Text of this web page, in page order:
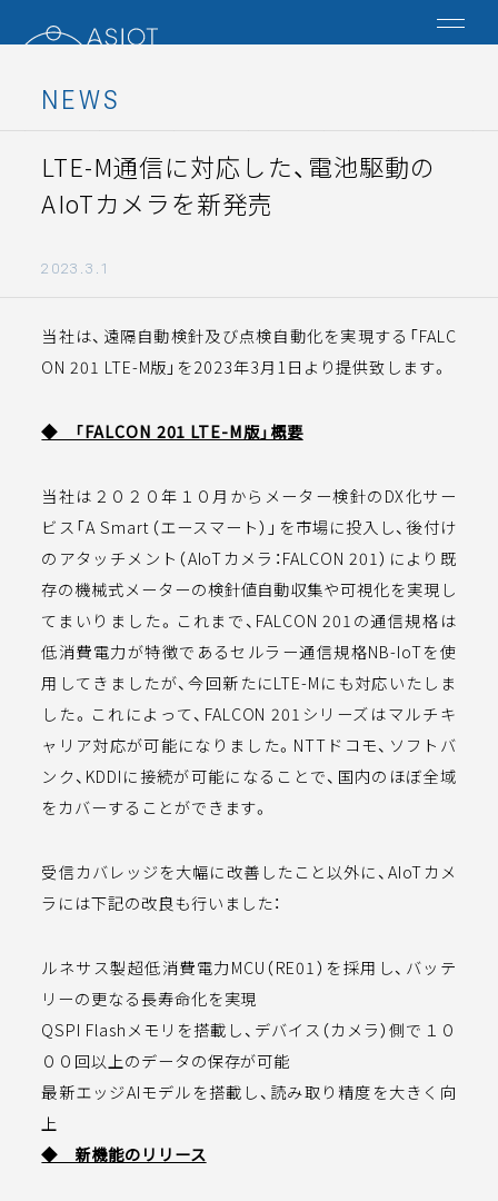
NEWS
LTE-M通信に対応した、電池駆動の
AIoTカメラを新発売
2023.3.1
当社は、遠隔自動検針及び点検自動化を実現する「FALC
ON 201 LTE-M版」を2023年3月1日より提供致します。
◆ 「FALCON 201 LTE-M版」概要
当社は２０２０年１０月からメーター検針のDX化サー
ビス「A Smart（エースマート）」を市場に投入し、後付け
のアタッチメント（AIoTカメラ：FALCON 201）により既
存の機械式メーターの検針値自動収集や可視化を実現し
てまいりました。これまで、FALCON 201の通信規格は
低消費電力が特徴であるセルラー通信規格NB-IoTを使
用してきましたが、今回新たにLTE-Mにも対応いたしま
した。これによって、FALCON 201シリーズはマルチキ
ャリア対応が可能になりました。NTTドコモ、ソフトバ
ンク、KDDIに接続が可能になることで、国内のほぼ全域
をカバーすることができます。
受信カバレッジを大幅に改善したこと以外に、AIoTカメ
ラには下記の改良も行いました：
ルネサス製超低消費電力MCU（RE01）を採用し、バッテ
リーの更なる長寿命化を実現
QSPI Flashメモリを搭載し、デバイス（カメラ）側で１０
００回以上のデータの保存が可能
最新エッジAIモデルを搭載し、読み取り精度を大きく向
上
◆ 新機能のリリース
TOP
NEWS
COMPANY
CONTACT
©ASIOT Co., Ltd.all rights reserved